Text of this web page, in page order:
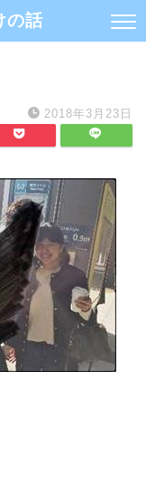
の話
2018年3月23日